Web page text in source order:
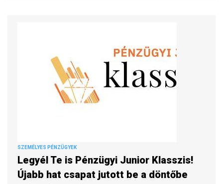
SZEMÉLYES PÉNZÜGYEK
Legyél Te is Pénzügyi Junior Klasszis!
Újabb hat csapat jutott be a döntőbe